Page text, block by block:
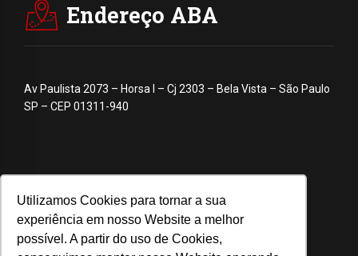
Utilizamos Cookies para tornar a sua
experiência em nosso Website a melhor
possível. A partir do uso de Cookies,
Endereço ABA
Av Paulista 2073 – Horsa I – Cj 2303 – Bela Vista – São Paulo
SP – CEP 01311-940